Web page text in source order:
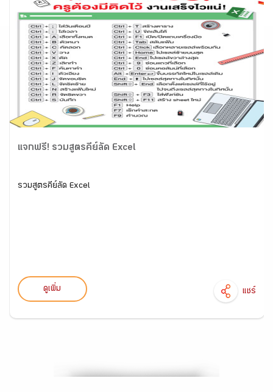
แจกฟรี! รวมสูตรคีย์ลัด Excel
รวมสูตรคีย์ลัด Excel
ดูเพิ่ม แชร์